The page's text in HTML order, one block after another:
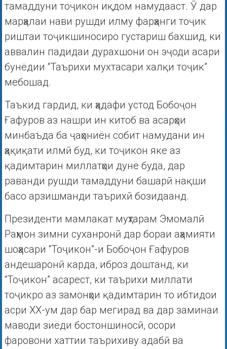
тамаддуни тоҷикон иқдом намудааст. Ӯ дар
марҳалаи нави рушди илму фарҳанги тоҷик
риштаи тоҷикшиносиро густариш бахшид, ки
аввалин падидаи дурахшони он эҷоди асари
бунёдии “Таърихи мухтасари халқи тоҷик”
мебошад.
Таъкид гардид, ки ҳадафи устод Бобоҷон
Ғафуров аз нашри ин китоб ва асарҳои
минбаъда ба ҷаҳониён собит намудани ин
ҳақиқати илмӣ буд, ки тоҷикон яке аз
қадимтарин миллатҳои дунё буда, дар
раванди рушди тамаддуни башарӣ нақши
басо арзишманди таърихӣ бозидаанд.
Президенти мамлакат муҳтарам Эмомалӣ
Раҳмон зимни суханронӣ дар бораи аҳамияти
шоҳасари “Тоҷикон”-и Бобоҷон Ғафуров
андешаронӣ карда, иброз доштанд, ки
“Тоҷикон” асарест, ки таърихи миллати
тоҷикро аз замонҳои қадимтарин то ибтидои
асри XX-ум дар бар мегирад ва дар заминаи
маводи зиёди бостоншиносӣ, осори
фаровони хаттии таърихиву адабӣ ва